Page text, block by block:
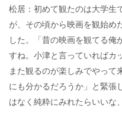
松居：初めて観たのは大学生
が、その頃から映画を観始め
した。「昔の映画を観てる俺
すね。小津と言っていればカ
また観るのが楽しみでやって
にも分かるだろうか」と緊張
はなく純粋にみれたらいいな